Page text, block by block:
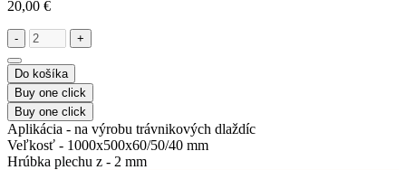
20,00 €
- +
Do košíka
Buy one click
Buy one click
Aplikácia - na výrobu trávnikových dlaždíc
Veľkosť - 1000х500х60/50/40 mm
Hrúbka plechu z - 2 mm